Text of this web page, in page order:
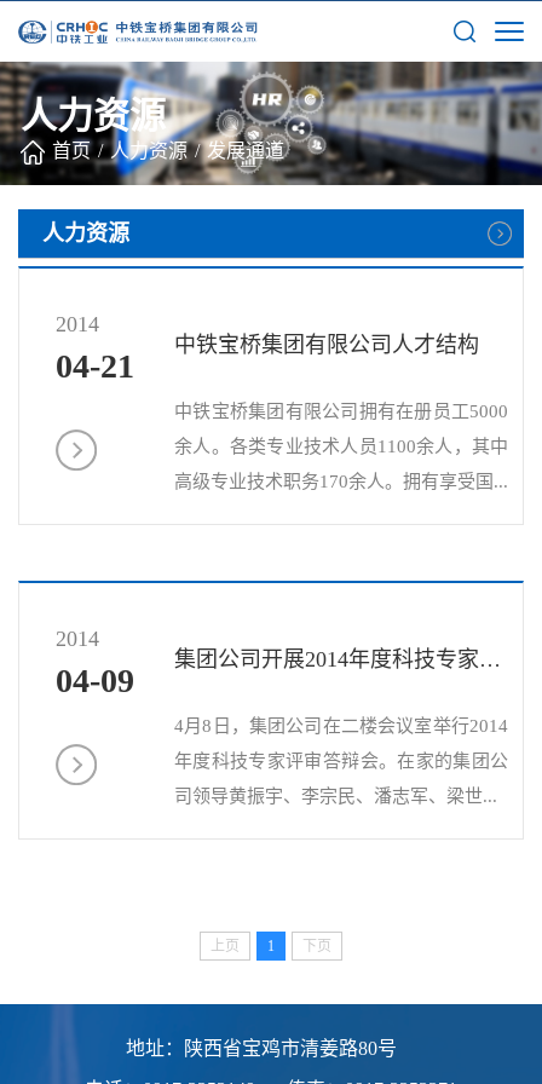
人力资源
首页 / 人力资源 / 发展通道
人力资源
2014
04-21
中铁宝桥集团有限公司人才结构
中铁宝桥集团有限公司拥有在册员工5000
余人。各类专业技术人员1100余人，其中
高级专业技术职务170余人。拥有享受国...
2014
04-09
集团公司开展2014年度科技专家评审
4月8日，集团公司在二楼会议室举行2014
年度科技专家评审答辩会。在家的集团公
司领导黄振宇、李宗民、潘志军、梁世...
上页 1 下页
地址：陕西省宝鸡市清姜路80号